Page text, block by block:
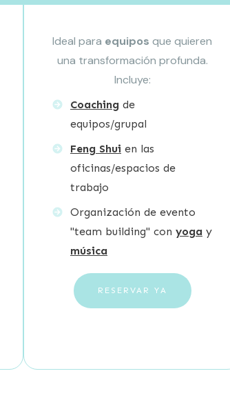
Ideal para equipos que quieren
una transformación profunda.
Incluye:
Coaching de
equipos/grupal
Feng Shui en las
oficinas/espacios de
trabajo
Organización de evento
"team building" con yoga y
música
RESERVAR YA